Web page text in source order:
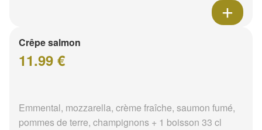
Crêpe salmon
11.99 €
Emmental, mozzarella, crème fraîche, saumon fumé,
pommes de terre, champignons + 1 boisson 33 cl